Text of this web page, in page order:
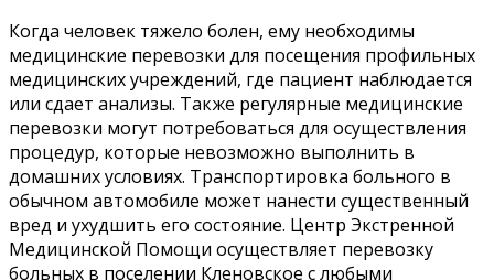
Когда человек тяжело болен, ему необходимы
медицинские перевозки для посещения профильных
медицинских учреждений, где пациент наблюдается
или сдает анализы. Также регулярные медицинские
перевозки могут потребоваться для осуществления
процедур, которые невозможно выполнить в
домашних условиях. Транспортировка больного в
обычном автомобиле может нанести существенный
вред и ухудшить его состояние. Центр Экстренной
Медицинской Помощи осуществляет перевозку
больных в поселении Кленовское с любыми